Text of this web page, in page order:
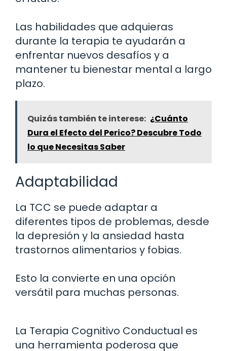
Las habilidades que adquieras
durante la terapia te ayudarán a
enfrentar nuevos desafíos y a
mantener tu bienestar mental a largo
plazo.
Quizás también te interese: ¿Cuánto
Dura el Efecto del Perico? Descubre Todo
lo que Necesitas Saber
Adaptabilidad
La TCC se puede adaptar a
diferentes tipos de problemas, desde
la depresión y la ansiedad hasta
trastornos alimentarios y fobias.
Esto la convierte en una opción
versátil para muchas personas.
La Terapia Cognitivo Conductual es
una herramienta poderosa que